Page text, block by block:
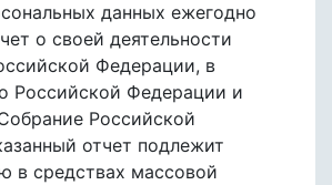
данных ежегодно
о своей деятельности
Федерации, в
Российской Федерации и
Российской
отчет подлежит
в средствах массовой